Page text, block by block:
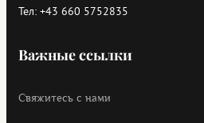
Тел: +43 660 5752835
Важные ссылки
Свяжитесь с нами